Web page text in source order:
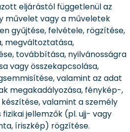
eljárástól függetlenül az
művelet vagy a műveletek
gyűjtése, felvétele, rögzítése,
megváltoztatása,
továbbítása, nyilvánosságra
vagy összekapcsolása,
valamint az adat
megakadályozása, fénykép-,
valamint a személy
jellemzők (pl. ujj- vagy
íriszkép) rögzítése.